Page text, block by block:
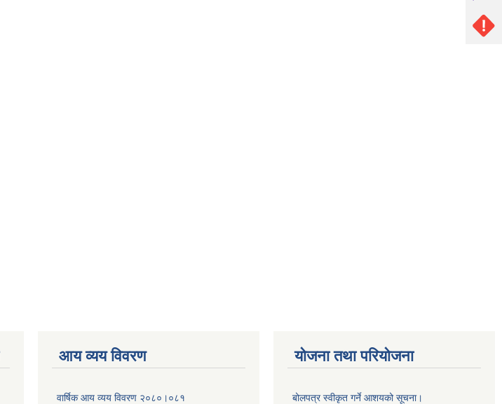
आय व्यय विवरण
वार्षिक आय व्यय विवरण २०८०।०८१
योजना तथा परियोजना
बोलपत्र स्वीकृत गर्ने आशयको सूचना।